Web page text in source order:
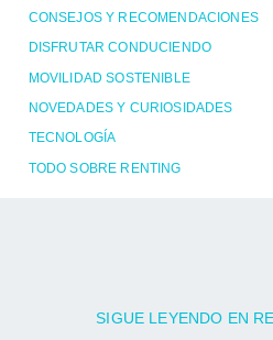
CONSEJOS Y RECOMENDACIONES
DISFRUTAR CONDUCIENDO
MOVILIDAD SOSTENIBLE
NOVEDADES Y CURIOSIDADES
TECNOLOGÍA
TODO SOBRE RENTING
SIGUE LEYENDO EN